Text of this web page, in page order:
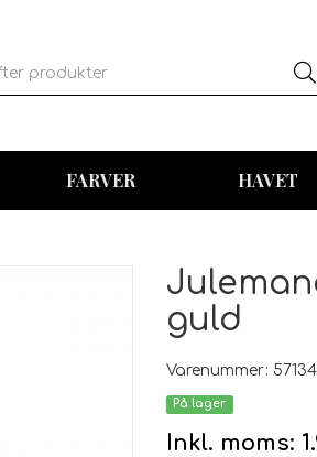
FARVER HAVET
guld
Varenummer:
På lager
Inkl. moms: